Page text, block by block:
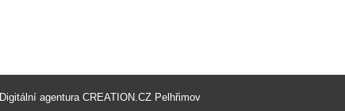
Digitální agentura CREATION.CZ Pelhřimov